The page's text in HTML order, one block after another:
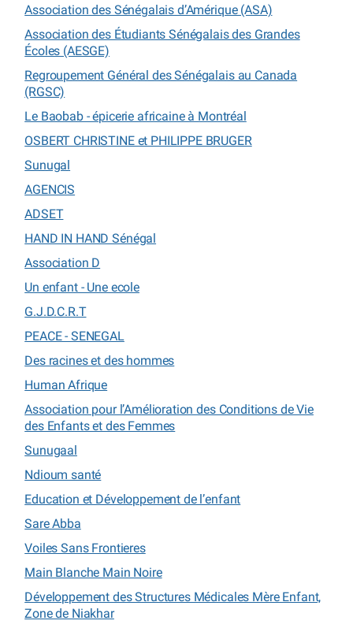
Association des Sénégalais d’Amérique (ASA)
Association des Étudiants Sénégalais des Grandes
Écoles (AESGE)
Regroupement Général des Sénégalais au Canada
(RGSC)
Le Baobab - épicerie africaine à Montréal
OSBERT CHRISTINE et PHILIPPE BRUGER
Sunugal
AGENCIS
ADSET
HAND IN HAND Sénégal
Association D
Un enfant - Une ecole
G.J.D.C.R.T
PEACE - SENEGAL
Des racines et des hommes
Human Afrique
Association pour l’Amélioration des Conditions de Vie
des Enfants et des Femmes
Sunugaal
Ndioum santé
Education et Développement de l’enfant
Sare Abba
Voiles Sans Frontieres
Main Blanche Main Noire
Développement des Structures Médicales Mère Enfant,
Zone de Niakhar